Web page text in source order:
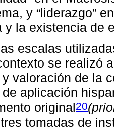
y “liderazgo”
y la existencia de
escalas
se realizó
valoración de la
aplicación
original20
tomadas de